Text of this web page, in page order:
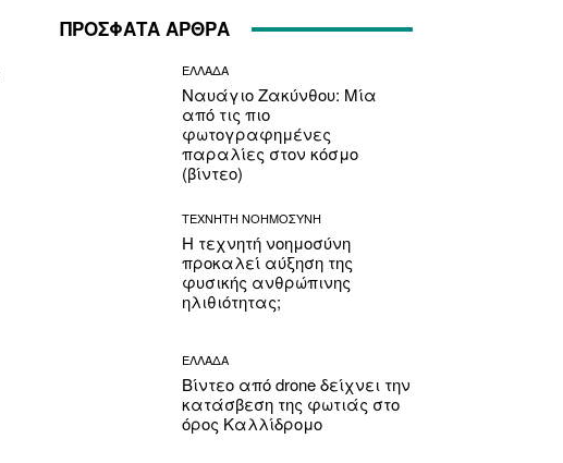
ΠΡΟΣΦΑΤΑ ΑΡΘΡΑ
ΕΛΛΑΔΑ
Ναυάγιο Ζακύνθου: Μία
από τις πιο
φωτογραφημένες
παραλίες στον κόσμο
(βίντεο)
ΤΕΧΝΗΤΗ ΝΟΗΜΟΣΥΝΗ
Η τεχνητή νοημοσύνη
προκαλεί αύξηση της
φυσικής ανθρώπινης
ηλιθιότητας;
ΕΛΛΑΔΑ
Βίντεο από drone δείχνει την
κατάσβεση της φωτιάς στο
όρος Καλλίδρομο